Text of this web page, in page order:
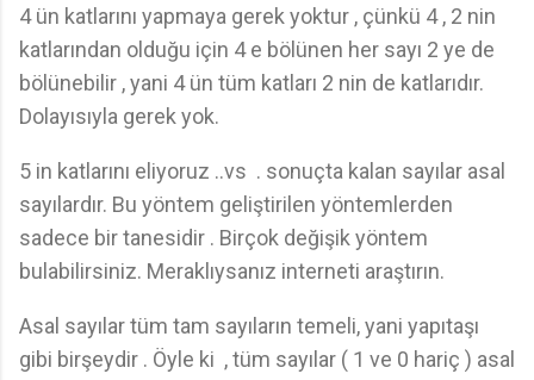
4 ün katlarını yapmaya gerek yoktur , çünkü 4 , 2 nin
katlarından olduğu için 4 e bölünen her sayı 2 ye de
bölünebilir , yani 4 ün tüm katları 2 nin de katlarıdır.
Dolayısıyla gerek yok.
5 in katlarını eliyoruz ..vs . sonuçta kalan sayılar asal
sayılardır. Bu yöntem geliştirilen yöntemlerden
sadece bir tanesidir . Birçok değişik yöntem
bulabilirsiniz. Meraklıysanız interneti araştırın.
Asal sayılar tüm tam sayıların temeli, yani yapıtaşı
gibi birşeydir . Öyle ki , tüm sayılar ( 1 ve 0 hariç ) asal